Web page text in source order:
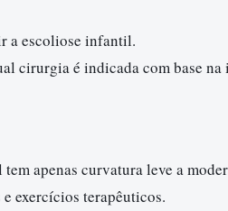
a escoliose infantil.
cirurgia é indicada com base
apenas curvatura leve a
exercícios terapêuticos.